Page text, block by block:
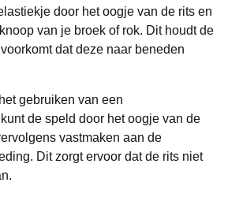
door het oogje van de rits en
van je broek of rok. Dit houdt de
dat deze naar beneden
gebruiken van een
de speld door het oogje van de
vastmaken aan de
Dit zorgt ervoor dat de rits niet